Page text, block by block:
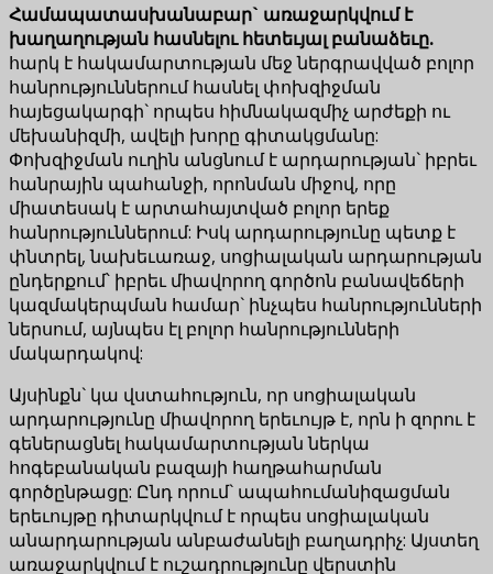
Համապատասխանաբար` առաջարկվում է
խաղաղության հասնելու հետեւյալ բանաձեւը.
հարկ է հակամարտության մեջ ներգրավված բոլոր
հանրություններում հասնել փոխզիջման
հայեցակարգի` որպես հիմնակազմիչ արժեքի ու
մեխանիզմի, ավելի խորը գիտակցմանը:
Փոխզիջման ուղին անցնում է արդարության` իբրեւ
հանրային պահանջի, որոնման միջով, որը
միատեսակ է արտահայտված բոլոր երեք
հանրություններում: Իսկ արդարությունը պետք է
փնտրել, նախեւառաջ, սոցիալական արդարության
ընդերքում՝ իբրեւ միավորող գործոն բանավեճերի
կազմակերպման համար` ինչպես հանրությունների
ներսում, այնպես էլ բոլոր հանրությունների
մակարդակով:
Այսինքն` կա վստահություն, որ սոցիալական
արդարությունը միավորող երեւույթ է, որն ի զորու է
գեներացնել հակամարտության ներկա
հոգեբանական բազայի հաղթահարման
գործընթացը: Ընդ որում` ապահումանիզացման
երեւույթը դիտարկվում է որպես սոցիալական
անարդարության անբաժանելի բաղադրիչ: Այստեղ
առաջարկվում է ուշադրությունը վերստին